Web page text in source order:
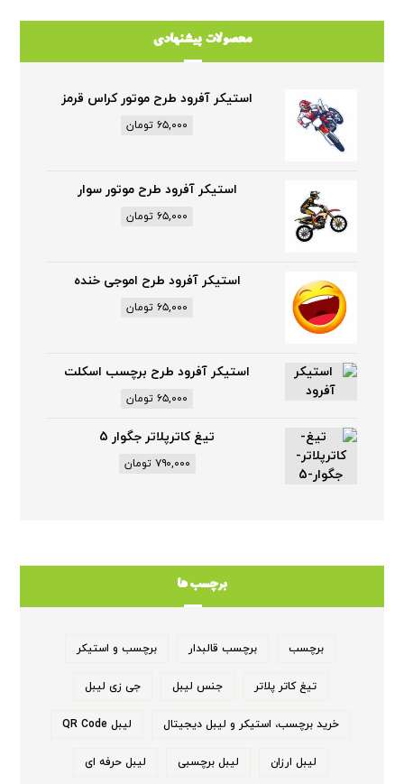
محصولات پیشنهادی
استیکر آفرود طرح موتور کراس قرمز
۶۵,۰۰۰ تومان
استیکر آفرود طرح موتور سوار
۶۵,۰۰۰ تومان
استیکر آفرود طرح اموجی خنده
۶۵,۰۰۰ تومان
استیکر آفرود طرح برچسب اسکلت
۶۵,۰۰۰ تومان
تیغ کاترپلاتر جگوار 5
۷۹۰,۰۰۰ تومان
برچسب ها
برچسب برچسب قالبدار برچسب و استیکر
تیغ کاتر پلاتر جنس لیبل جی زی لیبل
خرید برچسب، استیکر و لیبل دیجیتال لیبل QR Code
لیبل ارزان لیبل برچسبی لیبل حرفه ای